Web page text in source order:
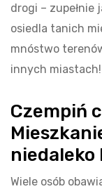
drogi – zupełnie
osiedla tanich
mnóstwo
innych miastach!
Czempiń
niedaleko
Wiele osób